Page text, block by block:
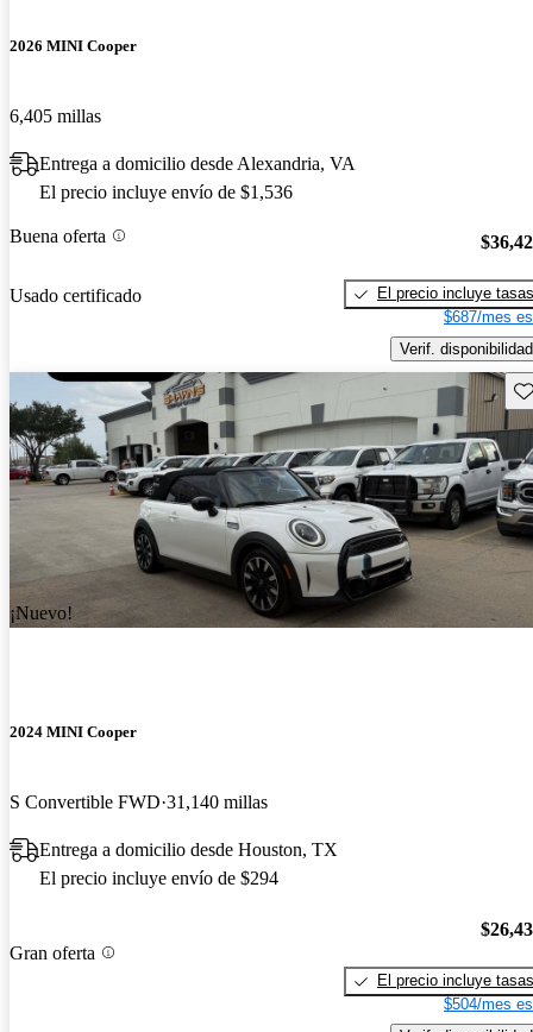
2026 MINI Cooper
6,405 millas
Entrega a domicilio desde Alexandria, VA
El precio incluye envío de $1,536
Buena oferta
Usado certificado
El precio incluye tasas
$687/mes
Verif. disponibilidad
¡Nuevo!
2024 MINI Cooper
S Convertible FWD 31,140 millas
Entrega a domicilio desde Houston, TX
El precio incluye envío de $294
Gran oferta
El precio incluye tasas
$504/mes